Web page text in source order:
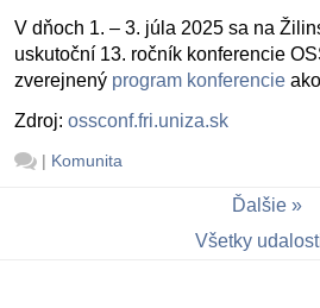
V dňoch 1. – 3. júla 2025 sa na
uskutoční 13. ročník konferencie
zverejnený program konferencie
Zdroj: ossconf.fri.uniza.sk
| Komunita
Ďalšie
Všetky